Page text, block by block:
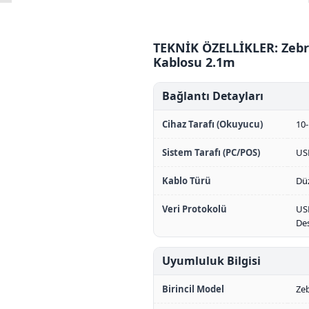
TEKNİK ÖZELLİKLER:
Kablosu 2.1m
Bağlantı Detayları
Cihaz Tarafı (Okuyucu)
Sistem Tarafı (PC/POS)
Kablo Türü
Veri Protokolü
Uyumluluk Bilgisi
Birincil Model